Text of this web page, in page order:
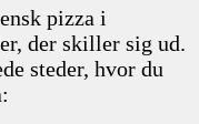
pizza i
der skiller sig ud.
steder, hvor du